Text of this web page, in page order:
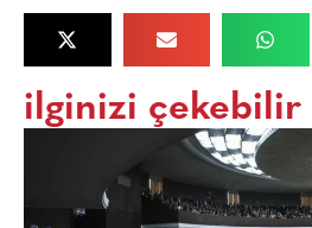
ilginizi çekebilir